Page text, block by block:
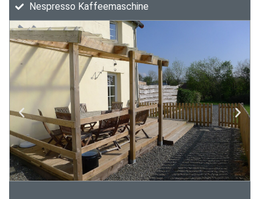
Nespresso Kaffeemaschine